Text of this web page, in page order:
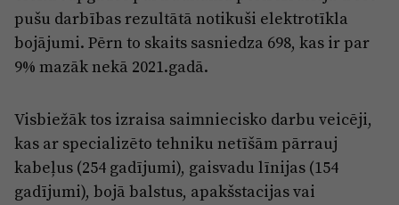
Sigulda
Jūrmala
Reklāma
Ētikas kodekss
Lietošanas noteikumi
Pārredzamības paziņojumi
pušu darbības rezultātā notikuši elektrotīkla
bojājumi. Pērn to skaits sasniedza 698, kas ir par
9% mazāk nekā 2021.gadā.
Visbiežāk tos izraisa saimniecisko darbu veicēji,
kas ar specializēto tehniku netīšām pārrauj
kabeļus (254 gadījumi), gaisvadu līnijas (154
gadījumi), bojā balstus, apakšstacijas vai